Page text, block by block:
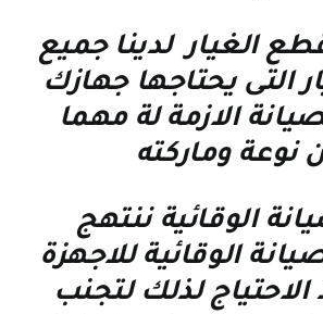
الغيار لدينا جميع
التى يحتاجها جهازك
الازمة لة مهما
نوعة وماركته
الوقائية ننتهج
الوقائية للاجهزة
لذلك لتجنب